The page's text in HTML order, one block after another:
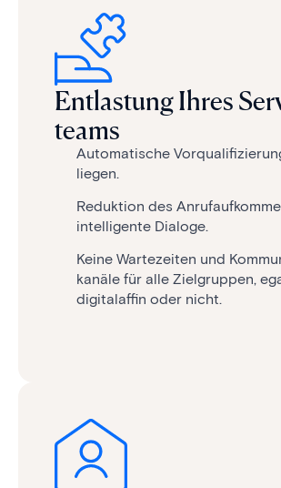
Ent­las­tung Ihres
teams
Auto­ma­ti­sche
liegen.
Reduk­tion des
intelligente Dialoge.
Keine Warte­zeiten und
kanäle für alle Ziel­gruppen,
digital­affin oder nicht.